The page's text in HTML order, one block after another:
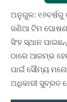
ଅନୁଗୁଳ:
ଜଣିଆ ଟିମ
ସିଂହ ସ୍ଥାନ
ଠାରେ ଆରମ୍ଭ
ପାଇଁ ସୌମ୍ୟ
ଅଧିକାରୀ ସୁବ୍ରତ